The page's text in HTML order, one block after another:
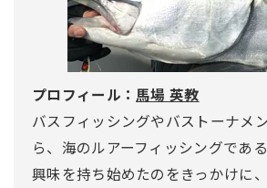
プロフィール： 馬場 英教
バスフィッシングやバストーナメ
ら、海のルアーフィッシングであ
興味を持ち始めたのをきっかけに